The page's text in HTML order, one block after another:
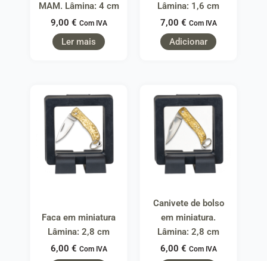
MAM. Lâmina: 4 cm
9,00 € Com IVA
Ler mais
Lâmina: 1,6 cm
7,00 € Com IVA
Adicionar
Faca em miniatura
Lâmina: 2,8 cm
6,00 € Com IVA
Canivete de bolso
em miniatura.
Lâmina: 2,8 cm
6,00 € Com IVA